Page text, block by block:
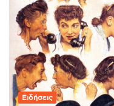
Ειδήσεις